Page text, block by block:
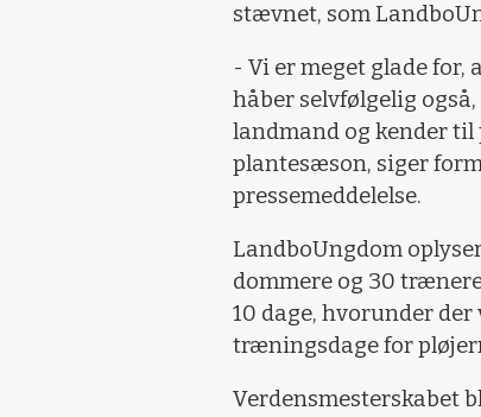
stævnet, som
- Vi er meget glade
håber selvfølgelig
landmand og kender
plantesæson, siger
pressemeddelelse.
LandboUngdom
dommere og 30
10 dage, hvorunder
træningsdage for
Verdensmesterskabet